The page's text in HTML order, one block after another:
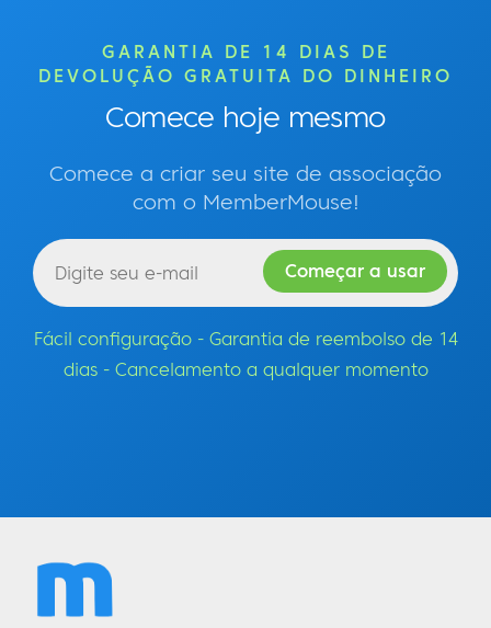
GARANTIA DE 14 DIAS DE
DEVOLUÇÃO GRATUITA DO DINHEIRO
Comece hoje mesmo
Comece a criar seu site de associação
com o MemberMouse!
Fácil configuração - Garantia de reembolso de 14
dias - Cancelamento a qualquer momento